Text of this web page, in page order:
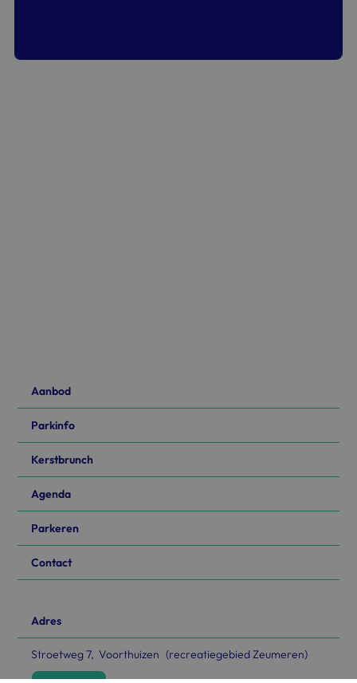
Aanbod
Parkinfo
Kerstbrunch
Agenda
Parkeren
Contact
Adres
Stroetweg 7, Voorthuizen (recreatiegebied Zeumeren)